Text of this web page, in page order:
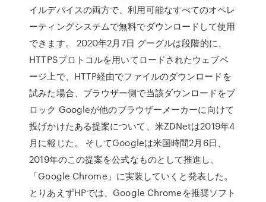
イルデバイスの両方で、利用可能なすべてのオペレ
ーティングシステムで無料でダウンロードして使用
できます。 2020年2月7日 グーグルは段階的に、
HTTPSプロトコルを用いてロードされたウェブペ
ージ上で、HTTP経由でファイルのダウンロードを
試みた場合、ブラウザー側で当該ダウンロードをブ
ロック Googleが他のブラウザーメーカーに向けて
投げかけたある提案について、米ZDNetは2019年4
月に報じた。 そしてGoogleは米国時間2月6日、
2019年のこの提案を公式なものとして推進し、
「Google Chrome」に実装していくと発表した。
とりあえずHPでは、Google Chromeを推奨ソフト